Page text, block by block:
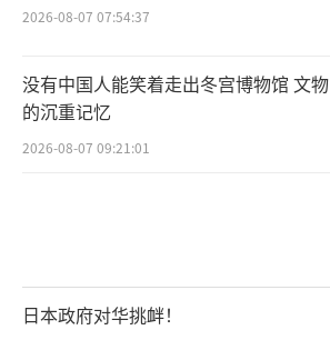
2026-08-07 07:54:37
没有中国人能笑着走出冬宫博物馆 文物
的沉重记忆
2026-08-07 09:21:01
日本政府对华挑衅！